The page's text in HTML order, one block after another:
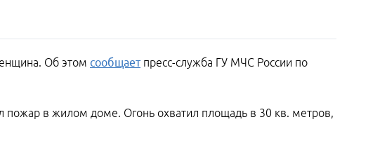
Об этом сообщаетпресс-служба ГУ МЧС России по
в жилом доме. Огонь охватил площадь в 30 кв. метров,